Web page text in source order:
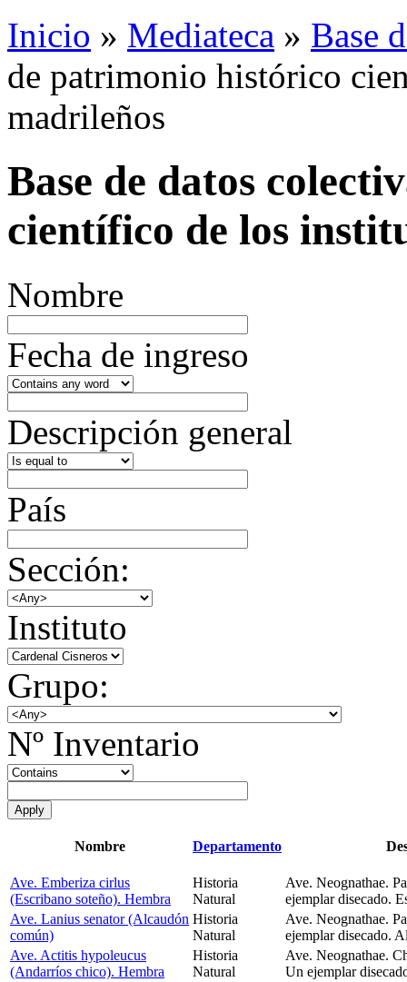
Inicio » Mediateca » Base
de patrimonio histórico
madrileños
Base de datos
científico de los
Nombre
Fecha de ingreso
Descripción general
País
Sección:
Instituto
Grupo:
Nº Inventario
Nombre Departamento
Ave. Emberiza cirlus
(Escribano soteño). Hembra
Historia
Natural
Ave. Neognathae.
ejemplar disecado.
Ave. Lanius senator (Alcaudón
común)
Historia
Natural
Ave. Neognathae.
ejemplar disecado.
Ave. Actitis hypoleucus
(Andarríos chico). Hembra
Historia
Natural
Ave. Neognathae.
Un ejemplar